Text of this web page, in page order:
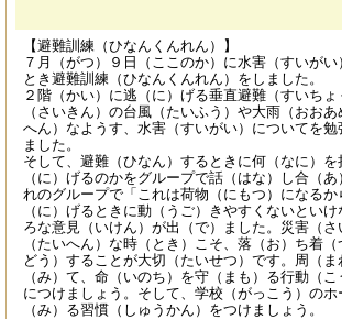
【避難訓練（ひなんくんれん）】
７月（がつ）９日（ここのか）に水害（すいが
とき避難訓練（ひなんくんれん）をしました。
２階（かい）に逃（に）げる垂直避難（すいち
（さいきん）の台風（たいふう）や大雨（おお
へん）なようす、水害（すいがい）についてを勉
ました。
そして、避難（ひなん）するときに何（なに）を
（に）げるのかをグループで話（はな）し合（
れのグループで「これは荷物（にもつ）になるか
（に）げるときに動（うご）きやすくないとい
ろな意見（いけん）が出（で）ました。災害（
（たいへん）な時（とき）こそ、落（お）ち着
どう）することが大切（たいせつ）です。周（ま
（み）て、命（いのち）を守（まも）る行動（こ
につけましょう。そして、学校（がっこう）のホ
（み）る習慣（しゅうかん）をつけましょう。